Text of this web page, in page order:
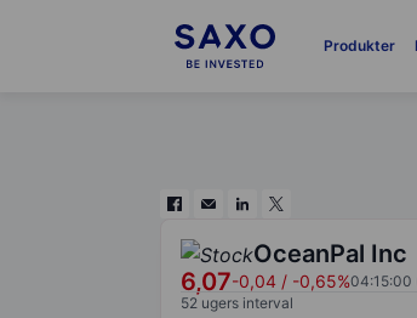
Produkter
OceanPal Inc
6,07-0,04 / -0,65%04:15:00
52 ugers interval